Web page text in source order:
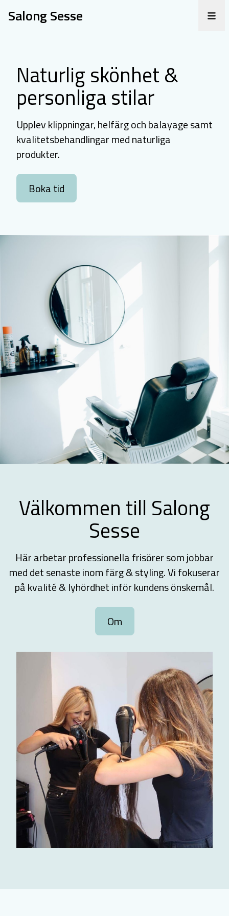
Salong Sesse
Naturlig skönhet &
personliga stilar
Upplev klippningar, helfärg och balayage samt
kvalitetsbehandlingar med naturliga
produkter.
Boka tid
Välkommen till Salong
Sesse
Här arbetar professionella frisörer som jobbar
med det senaste inom färg & styling. Vi fokuserar
på kvalité & lyhördhet inför kundens önskemål.
Om